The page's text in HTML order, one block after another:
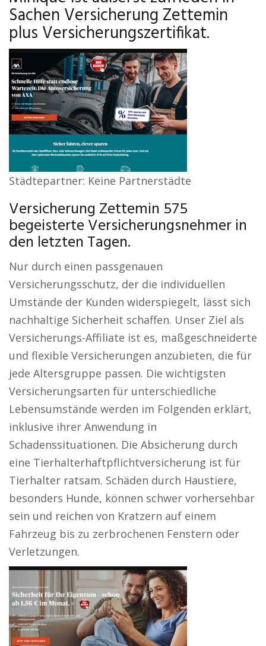
Sachen Versicherung Zettemin
plus Versicherungszertifikat.
Städtepartner: Keine Partnerstädte
Versicherung Zettemin 575
begeisterte Versicherungsnehmer in
den letzten Tagen.
Nur durch einen passgenauen
Versicherungsschutz, der die individuellen
Umstände der Kunden widerspiegelt, lässt sich
nachhaltige Sicherheit schaffen. Unser Ziel als
Versicherungs-Affiliate ist es, maßgeschneiderte
und flexible Versicherungen anzubieten, die für
jede Altersgruppe passen. Die wichtigsten
Versicherungsarten für unterschiedliche
Lebensumstände werden im Folgenden erklärt,
inklusive ihrer Anwendung in
Schadenssituationen. Die Absicherung durch
eine Tierhalterhaftpflichtversicherung ist für
Tierhalter ratsam. Schäden durch Haustiere,
besonders Hunde, können schwer vorhersehbar
sein und reichen von Kratzern auf einem
Fahrzeug bis zu zerbrochenen Fenstern oder
Verletzungen.